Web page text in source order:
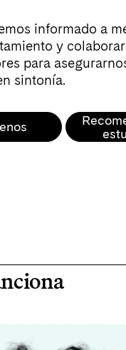
informado a
y
para
sintonía.